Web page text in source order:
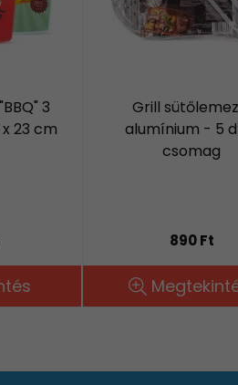
3
23 cm
Grill
alumínium - 5
csomag
890 Ft